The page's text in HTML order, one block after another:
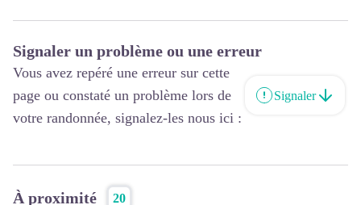
Signaler un problème ou une erreur
Vous avez repéré une erreur sur cette
page ou constaté un problème lors de
votre randonnée, signalez-les nous ici :
Signaler
À proximité 20